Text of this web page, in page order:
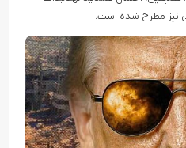
نیز مطرح شده است.